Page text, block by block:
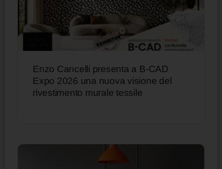
Enzo Cancelli presenta a B-CAD
Expo 2026 una nuova visione del
rivestimento murale tessile